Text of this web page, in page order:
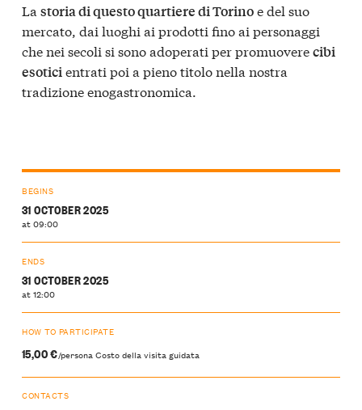
La storia di questo quartiere di Torinoe del suo
mercato, dai luoghi ai prodotti fino ai personaggi
che nei secoli si sono adoperati per promuoverecibi
esoticientrati poi a pieno titolo nella nostra
tradizione enogastronomica.
BEGINS
31 OCTOBER 2025
at 09:00
ENDS
31 OCTOBER 2025
at 12:00
HOW TO PARTICIPATE
15,00 €/persona Costo della visita guidata
CONTACTS